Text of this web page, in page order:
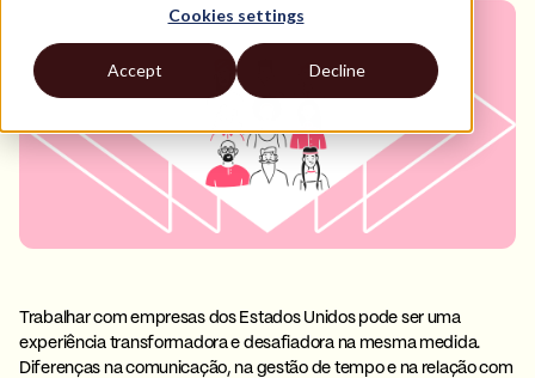
Cookies settings
Accept Decline
Trabalhar com empresas dos Estados Unidos pode ser uma
experiência transformadora e desafiadora na mesma medida.
Diferenças na comunicação, na gestão de tempo e na relação com